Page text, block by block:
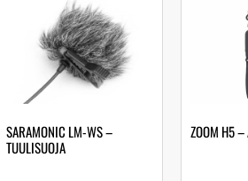
SARAMONIC LM-WS –
TUULISUOJA
ZOOM H5 –